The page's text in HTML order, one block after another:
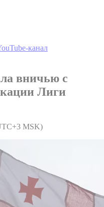
канал
вничью с
Лиги
MSK)